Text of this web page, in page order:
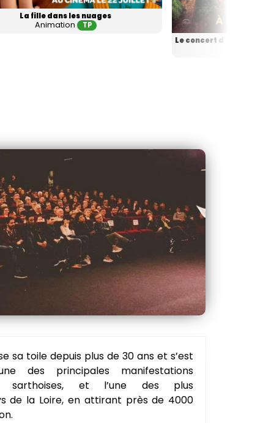
La fille dans les nuages
Animation TP
sa toile depuis plus de 30 ans et s’est
des principales manifestations
sarthoises, et l’une des plus
de la Loire, en attirant près de 4000